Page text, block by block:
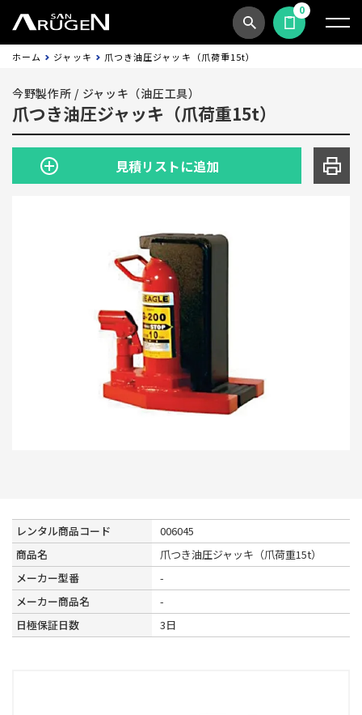
商品検索見積依頼する
0
ホーム ジャッキ 爪つき油圧ジャッキ（爪荷重15t）
今野製作所 / ジャッキ（油圧工具）
爪つき油圧ジャッキ（爪荷重15t）
見積リストに追加
レンタル商品コード
006045
商品名
爪つき油圧ジャッキ（爪荷重15t）
メーカー型番
-
メーカー商品名
-
日極保証日数
3日